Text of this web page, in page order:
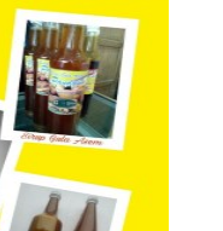
Herbal